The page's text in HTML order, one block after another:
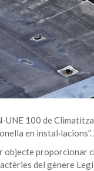
UNE 100 de
en
objecte proporcionar
del gènere